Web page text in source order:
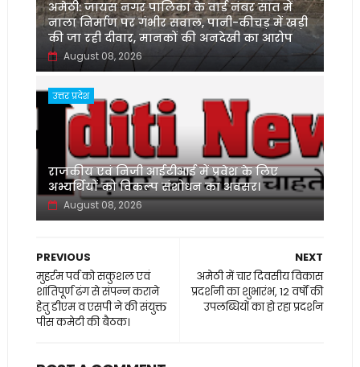
अमेठी: जायस नगर पालिका के वार्ड नंबर सात में
नाला निर्माण पर गंभीर सवाल, पानी-कीचड़ में खड़ी
की जा रही दीवार, मानकों की अनदेखी का आरोप
August 08, 2026
उत्तर प्रदेश
‌राजकीय एवं निजी आईटीआई में प्रवेश के लिए
अभ्यर्थियों को विकल्प संशोधन का अवसर।
August 08, 2026
NEXT
अमेठी में चार दिवसीय विकास
प्रदर्शनी का शुभारंभ, 12 वर्षों की
उपलब्धियों का हो रहा प्रदर्शन
PREVIOUS
मुहर्रम पर्व को सकुशल एवं
शांतिपूर्ण ढंग से संपन्न कराने
हेतु डीएम व एसपी ने की संयुक्त
पीस कमेटी की बैठक।